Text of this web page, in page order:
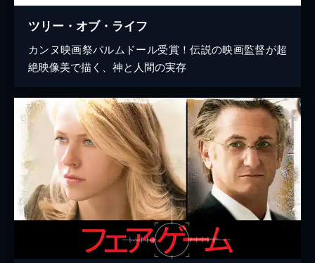
ツリー・オブ・ライフ
カンヌ映画祭パルムドール受賞！伝説の映画監督が超
絶映像美で描く、神と人間の実存